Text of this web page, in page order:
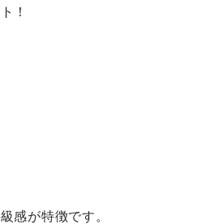
！
感が特徴です。